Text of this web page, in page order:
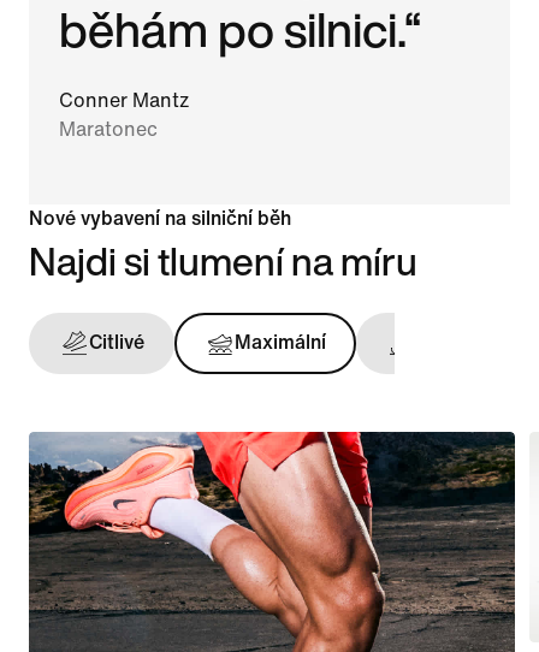
běhám po silnici.“
Conner Mantz
Maratonec
Nové vybavení na silniční běh
Najdi si tlumení na míru
Citlivé Maximální